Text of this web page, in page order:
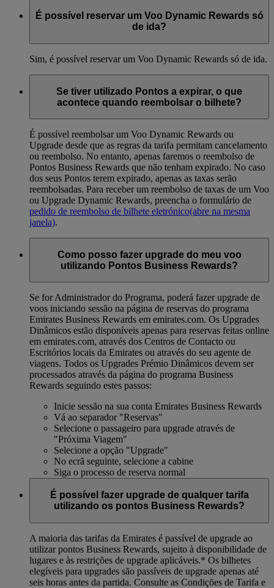
É possível reservar um Voo Dynamic Rewards só
de ida?
Sim, é possível reservar um Voo Dynamic Rewards só de ida.
Se tiver utilizado Pontos a expirar, o que
acontece quando reembolsar o bilhete?
É possível reembolsar um Voo Dynamic Rewards ou
Upgrade desde que as regras da tarifa permitam cancelamento
ou reembolso. No entanto, apenas faremos o reembolso de
Pontos Business Rewards que não tenham expirado. No caso
dos seus Pontos terem expirado, apenas as taxas serão
reembolsadas. Para receber um reembolso de taxas de um Voo
ou Upgrade Dynamic Rewards, preencha o formulário de
pedido de reembolso de bilhete eletrónico(abre na mesma
janela).
Como posso fazer upgrade do meu voo
utilizando Pontos Business Rewards?
Se for Administrador do Programa, poderá fazer upgrade de
voos iniciando sessão na página de reservas do programa
Emirates Business Rewards em emirates.com. Os Upgrades
Dinâmicos estão disponíveis apenas para reservas feitas online
em emirates.com, através dos Centros de Contacto ou
Escritórios locais da Emirates ou através do seu agente de
viagens. Todos os Upgrades Prémio Dinâmicos devem ser
processados através da página do programa Business
Rewards seguindo estes passos:
Inicie sessão na sua conta Emirates Business Rewards
Vá ao separador "Reservas"
Selecione o passageiro para upgrade através de
"Próxima Viagem"
Selecione a opção "Upgrade"
No ecrã seguinte, selecione a cabine
Siga o processo de reserva normal
É possível fazer upgrade de qualquer tarifa
utilizando os pontos Business Rewards?
A maioria das tarifas da Emirates é passível de upgrade ao
utilizar pontos Business Rewards, sujeito à disponibilidade de
lugares e às restrições de upgrade aplicáveis.* Os bilhetes
elegíveis para upgrades são passíveis de upgrade apenas até
seis horas antes da partida. Consulte as Condições de Tarifa e